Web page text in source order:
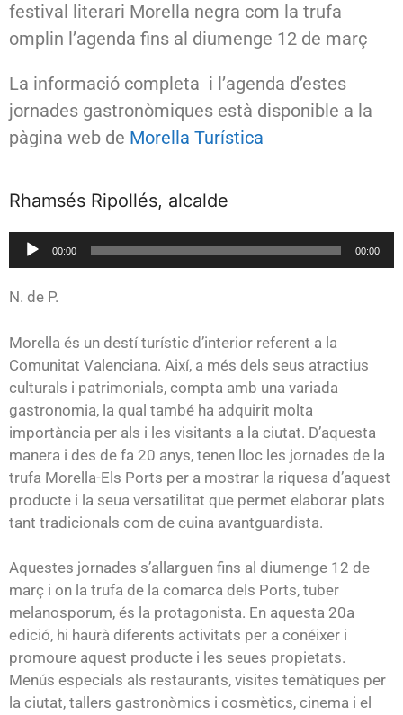
festival literari Morella negra com la trufa
omplin l’agenda fins al diumenge 12 de març
La informació completa i l’agenda d’estes
jornades gastronòmiques està disponible a la
pàgina web de Morella Turística
Rhamsés Ripollés, alcalde
Reproductor
de
audio
00:00 00:00
N. de P.
Morella és un destí turístic d’interior referent a la
Comunitat Valenciana. Així, a més dels seus atractius
culturals i patrimonials, compta amb una variada
gastronomia, la qual també ha adquirit molta
importància per als i les visitants a la ciutat. D’aquesta
manera i des de fa 20 anys, tenen lloc les jornades de la
trufa Morella-Els Ports per a mostrar la riquesa d’aquest
producte i la seua versatilitat que permet elaborar plats
tant tradicionals com de cuina avantguardista.
Aquestes jornades s’allarguen fins al diumenge 12 de
març i on la trufa de la comarca dels Ports, tuber
melanosporum, és la protagonista. En aquesta 20a
edició, hi haurà diferents activitats per a conéixer i
promoure aquest producte i les seues propietats.
Menús especials als restaurants, visites temàtiques per
la ciutat, tallers gastronòmics i cosmètics, cinema i el